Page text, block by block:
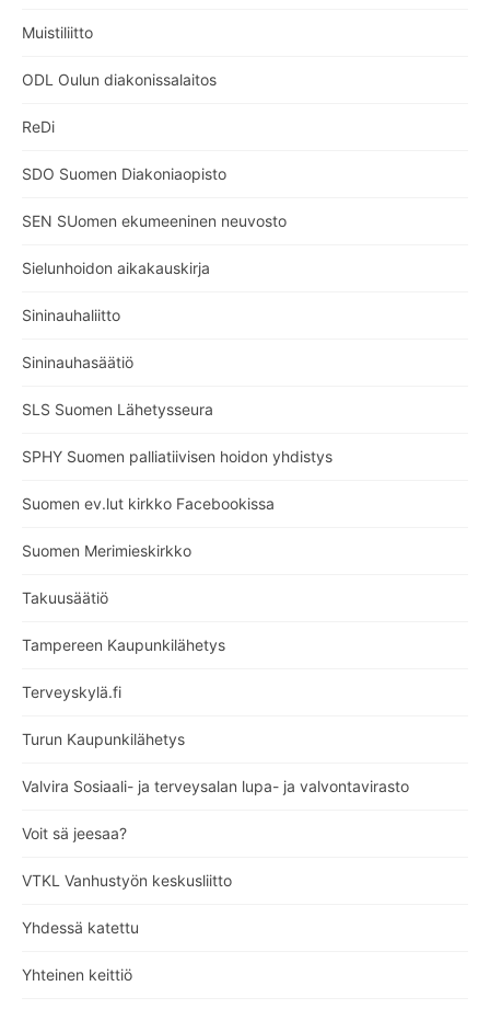
Muistiliitto
ODL Oulun diakonissalaitos
ReDi
SDO Suomen Diakoniaopisto
SEN SUomen ekumeeninen neuvosto
Sielunhoidon aikakauskirja
Sininauhaliitto
Sininauhasäätiö
SLS Suomen Lähetysseura
SPHY Suomen palliatiivisen hoidon yhdistys
Suomen ev.lut kirkko Facebookissa
Suomen Merimieskirkko
Takuusäätiö
Tampereen Kaupunkilähetys
Terveyskylä.fi
Turun Kaupunkilähetys
Valvira Sosiaali- ja terveysalan lupa- ja valvontavirasto
Voit sä jeesaa?
VTKL Vanhustyön keskusliitto
Yhdessä katettu
Yhteinen keittiö